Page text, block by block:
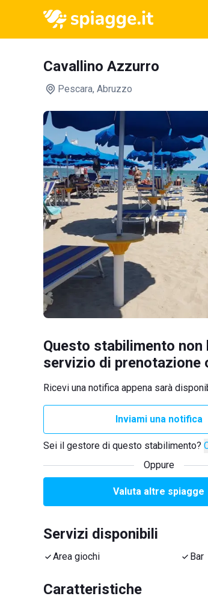
Cavallino Azzurro
Pescara, Abruzzo
Questo stabilimento non
servizio di prenotazione
Ricevi una notifica appena sarà
Inviami una notifica
Sei il gestore di questo stabilimento?
Oppure
Valuta altre spiagge
Servizi disponibili
Area giochi Bar
Caratteristiche